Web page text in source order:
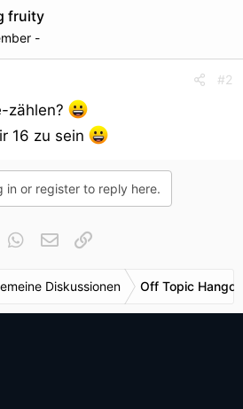
fruity
-
#2
zählen?
16 zu sein
in or register to reply here.
Reddit WhatsApp
E-Mail
Diskussionen Off Topic